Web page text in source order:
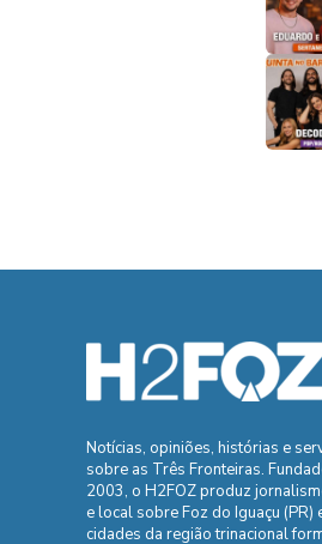
Notícias, opiniões, histórias e
sobre as Três Fronteiras.
2003, o H2FOZ produz
e local sobre Foz do Iguaçu (PR)
cidades da região trinacional